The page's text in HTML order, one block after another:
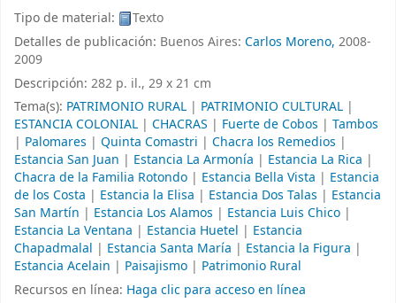
Tipo de material:
Texto
Detalles de publicación: Buenos Aires: Carlos Moreno, 2008-
2009
Descripción: 282 p. il., 29 x 21 cm
Tema(s): PATRIMONIO RURAL | PATRIMONIO CULTURAL |
ESTANCIA COLONIAL | CHACRAS | Fuerte de Cobos | Tambos
| Palomares | Quinta Comastri | Chacra los Remedios |
Estancia San Juan | Estancia La Armonía | Estancia La Rica |
Chacra de la Familia Rotondo | Estancia Bella Vista | Estancia
de los Costa | Estancia la Elisa | Estancia Dos Talas | Estancia
San Martín | Estancia Los Alamos | Estancia Luis Chico |
Estancia La Ventana | Estancia Huetel | Estancia
Chapadmalal | Estancia Santa María | Estancia la Figura |
Estancia Acelain | Paisajismo | Patrimonio Rural
Recursos en línea: Haga clic para acceso en línea